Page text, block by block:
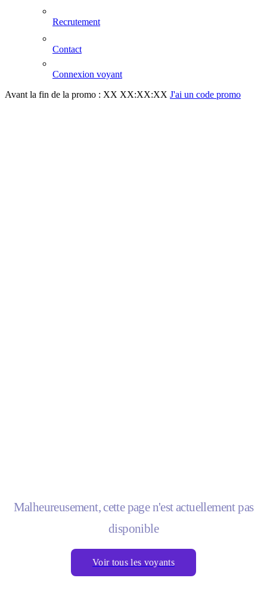
Recrutement
Contact
Connexion voyant
Avant la fin de la promo : XX XX:XX:XX J'ai un code promo
Malheureusement, cette page n'est actuellement pas
disponible
Voir tous les voyants